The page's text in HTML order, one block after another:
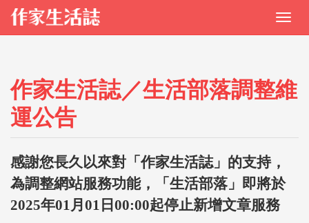
作家生活誌／生活部落調整維
運公告
感謝您長久以來對「作家生活誌」的支持，
為調整網站服務功能，「生活部落」即將於
2025年01月01日00:00起停止新增文章服務